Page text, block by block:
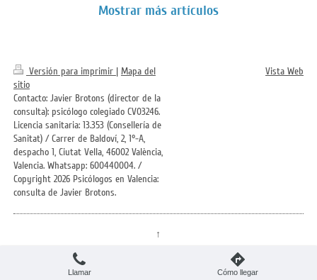
Mostrar más artículos
Versión para imprimir | Mapa del
sitio
Contacto: Javier Brotons (director de la
consulta): psicólogo colegiado CV03246.
Licencia sanitaria: 13.353 (Consellería de
Sanitat) / Carrer de Baldoví, 2, 1°-A,
despacho 1, Ciutat Vella, 46002 València,
Valencia. Whatsapp: 600440004. /
Copyright 2026 Psicólogos en Valencia:
consulta de Javier Brotons.
Vista Web
↑
Llamar Cómo llegar